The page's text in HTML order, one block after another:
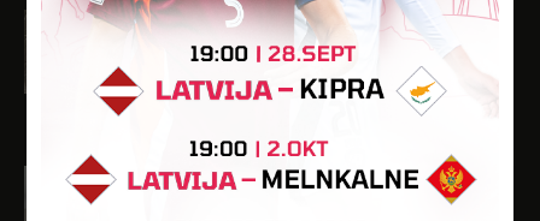
Dzintars Roze
Dzimšanas datums: 06.02.2003.
Spēlētāja statuss: Amatieris
-
Martins Seilis